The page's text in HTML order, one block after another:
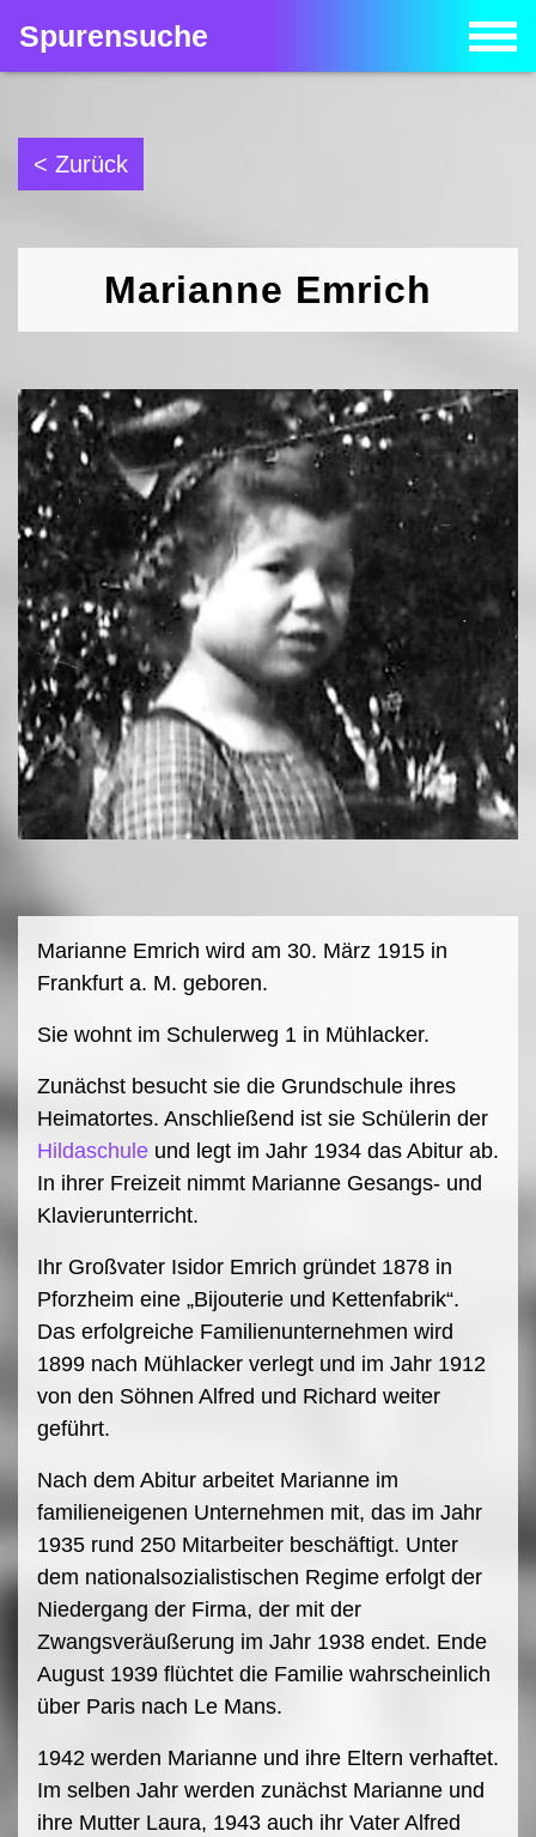
Spurensuche
< Zurück
Marianne Emrich
Marianne Emrich wird am 30. März 1915 in
Frankfurt a. M. geboren.
Sie wohnt im Schulerweg 1 in Mühlacker.
Zunächst besucht sie die Grundschule ihres
Heimatortes. Anschließend ist sie Schülerin der
Hildaschule und legt im Jahr 1934 das Abitur ab.
In ihrer Freizeit nimmt Marianne Gesangs- und
Klavierunterricht.
Ihr Großvater Isidor Emrich gründet 1878 in
Pforzheim eine „Bijouterie und Kettenfabrik“.
Das erfolgreiche Familienunternehmen wird
1899 nach Mühlacker verlegt und im Jahr 1912
von den Söhnen Alfred und Richard weiter
geführt.
Nach dem Abitur arbeitet Marianne im
familieneigenen Unternehmen mit, das im Jahr
1935 rund 250 Mitarbeiter beschäftigt. Unter
dem nationalsozialistischen Regime erfolgt der
Niedergang der Firma, der mit der
Zwangsveräußerung im Jahr 1938 endet. Ende
August 1939 flüchtet die Familie wahrscheinlich
über Paris nach Le Mans.
1942 werden Marianne und ihre Eltern verhaftet.
Im selben Jahr werden zunächst Marianne und
ihre Mutter Laura, 1943 auch ihr Vater Alfred